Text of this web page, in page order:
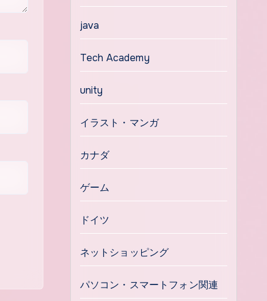
java
Tech Academy
unity
イラスト・マンガ
カナダ
ゲーム
ドイツ
ネットショッピング
パソコン・スマートフォン関連